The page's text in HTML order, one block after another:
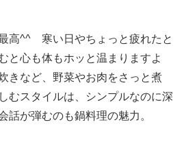
高^^ 寒い日やちょっと疲れたと
と心も体もホッと温まりますよ
きなど、野菜やお肉をさっと煮
むスタイルは、シンプルなのに深
話が弾むのも鍋料理の魅力。